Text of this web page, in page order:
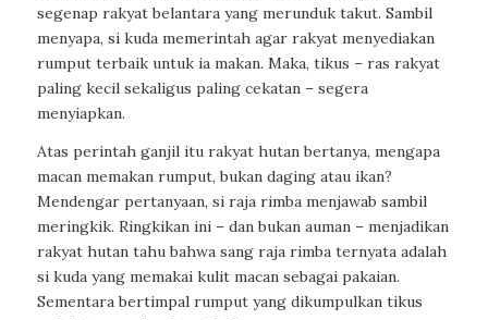
segenap rakyat belantara yang merunduk takut. Sambil
menyapa, si kuda memerintah agar rakyat menyediakan
rumput terbaik untuk ia makan. Maka, tikus – ras rakyat
paling kecil sekaligus paling cekatan – segera
menyiapkan.
Atas perintah ganjil itu rakyat hutan bertanya, mengapa
macan memakan rumput, bukan daging atau ikan?
Mendengar pertanyaan, si raja rimba menjawab sambil
meringkik. Ringkikan ini – dan bukan auman – menjadikan
rakyat hutan tahu bahwa sang raja rimba ternyata adalah
si kuda yang memakai kulit macan sebagai pakaian.
Sementara bertimpal rumput yang dikumpulkan tikus